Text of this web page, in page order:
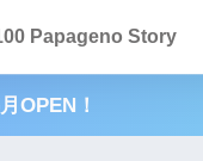
Papageno Story
OPEN！